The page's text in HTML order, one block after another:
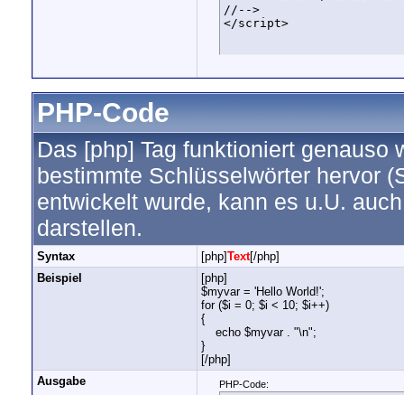
//-->
</script>
PHP-Code
Das [php] Tag funktioniert genauso
bestimmte Schlüsselwörter hervor
entwickelt wurde, kann es u.U.
darstellen.
Syntax [php]Text[/php]
Beispiel
[php]
$myvar = 'Hello World!';
for ($i = 0; $i < 10; $i++)
{
echo $myvar . "\n";
}
[/php]
Ausgabe
PHP-Code: